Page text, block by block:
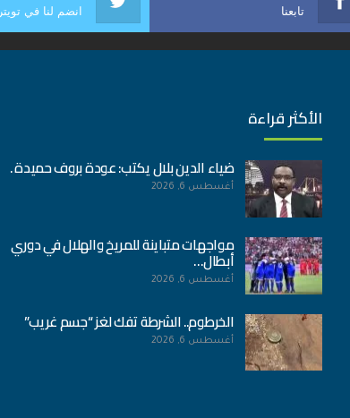
تابعنا انضم لنا في تويتر
الأكثر قراءة
ضياء الدين بلال يكتب: عودة بروف حميدة .
أغسطس 6, 2026
مواجهات متباينة للمريخ والهلال في دوري
أبطال…
أغسطس 6, 2026
الخرطوم.. الشرطة تفك لغز “جسم غريب”
أغسطس 6, 2026